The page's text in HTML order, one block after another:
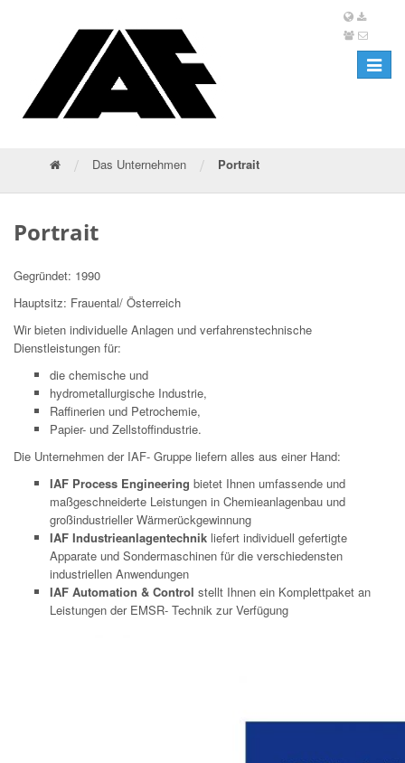
Toggle
/ Das Unternehmen / Portrait
Portrait
Gegründet: 1990
Hauptsitz: Frauental/ Österreich
Wir bieten individuelle Anlagen und verfahrenstechnische
Dienstleistungen für:
die chemische und
hydrometallurgische Industrie,
Raffinerien und Petrochemie,
Papier- und Zellstoffindustrie.
Die Unternehmen der IAF- Gruppe liefern alles aus einer Hand:
IAF Process Engineering bietet Ihnen umfassende und
maßgeschneiderte Leistungen in Chemieanlagenbau und
großindustrieller Wärmerückgewinnung
IAF Industrieanlagentechnik liefert individuell gefertigte
Apparate und Sondermaschinen für die verschiedensten
industriellen Anwendungen
IAF Automation & Control stellt Ihnen ein Komplettpaket an
Leistungen der EMSR- Technik zur Verfügung